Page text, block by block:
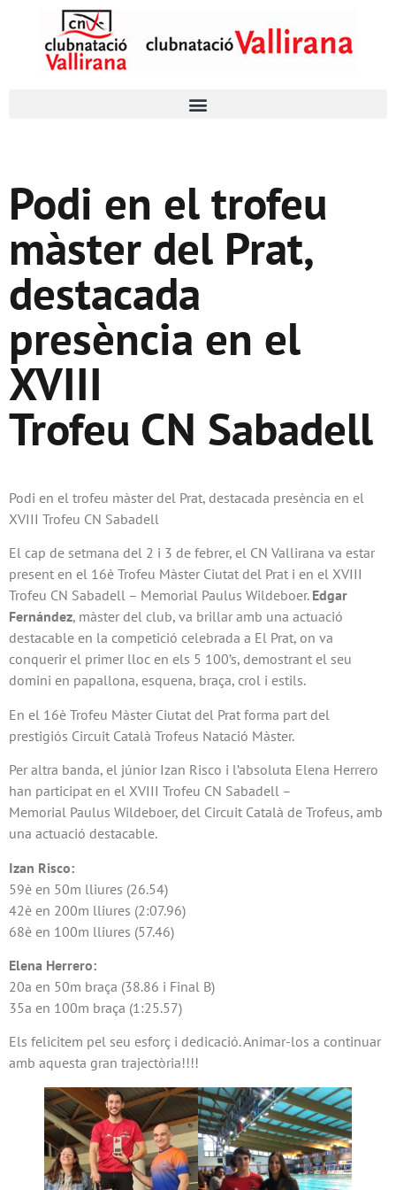
Podi en el trofeu
màster del Prat,
destacada
presència en el
XVIII
Trofeu CN Sabadell
Podi en el trofeu màster del Prat, destacada presència en el
XVIII Trofeu CN Sabadell
El cap de setmana del 2 i 3 de febrer, el CN Vallirana va estar
present en el 16è Trofeu Màster Ciutat del Prat i en el XVIII
Trofeu CN Sabadell – Memorial Paulus Wildeboer. Edgar
Fernández, màster del club, va brillar amb una actuació
destacable en la competició celebrada a El Prat, on va
conquerir el primer lloc en els 5 100’s, demostrant el seu
domini en papallona, esquena, braça, crol i estils.
En el 16è Trofeu Màster Ciutat del Prat forma part del
prestigiós Circuit Català Trofeus Natació Màster.
Per altra banda, el júnior Izan Risco i l’absoluta Elena Herrero
han participat en el XVIII Trofeu CN Sabadell –
Memorial Paulus Wildeboer, del Circuit Català de Trofeus, amb
una actuació destacable.
Izan Risco:
59è en 50m lliures (26.54)
42è en 200m lliures (2:07.96)
68è en 100m lliures (57.46)
Elena Herrero:
20a en 50m braça (38.86 i Final B)
35a en 100m braça (1:25.57)
Els felicitem pel seu esforç i dedicació. Animar-los a continuar
amb aquesta gran trajectòria!!!!